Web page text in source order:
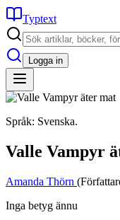
Typtext
Logga in
Språk: Svenska.
Valle Vampyr
Amanda Thörn
Inga betyg ännu